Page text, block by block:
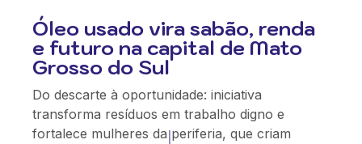
Óleo usado vira sabão, renda
e futuro na capital de Mato
Grosso do Sul
Do descarte à oportunidade: iniciativa
transforma resíduos em trabalho digno e
fortalece mulheres da periferia, que criam